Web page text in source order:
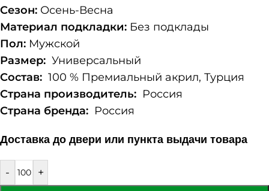
Сезон: Осень-Весна
Материал подкладки: Без подклады
Пол: Мужской
Размер: Универсальный
Состав: 100 % Премиальный акрил, Турция
Страна производитель: Россия
Страна бренда: Россия
Доставка до двери или пункта выдачи товара
- +